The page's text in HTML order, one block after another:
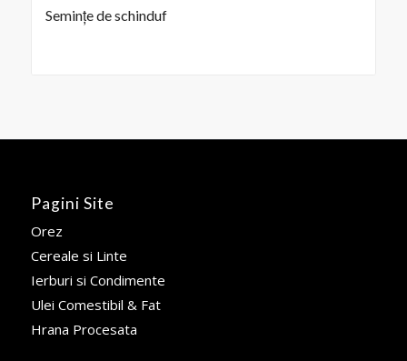
Semințe de schinduf
Pagini Site
Orez
Cereale si Linte
Ierburi si Condimente
Ulei Comestibil & Fat
Hrana Procesata